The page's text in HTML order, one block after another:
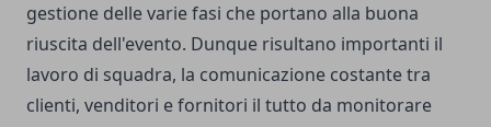
gestione delle varie fasi che portano alla buona
riuscita dell'evento. Dunque risultano importanti il
lavoro di squadra, la comunicazione costante tra
clienti, venditori e fornitori il tutto da monitorare